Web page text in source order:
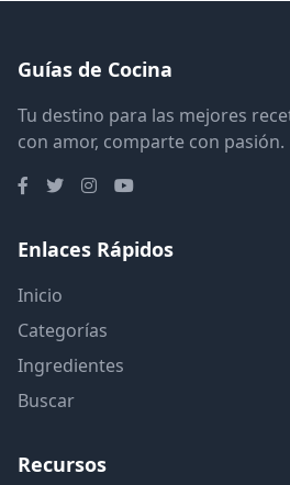
Guías de Cocina
Tu destino para las mejores
con amor, comparte con pasión.
Enlaces Rápidos
Inicio
Categorías
Ingredientes
Buscar
Recursos